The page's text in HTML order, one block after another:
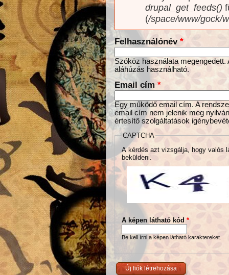
drupal_get_feeds()
(/space/www/gock/
Felhasználónév *
Szóköz használata
aláhúzás használható.
Email cím *
Egy működő email cím. A
email cím nem jelenik meg
értesítő szolgáltatások
CAPTCHA
A kérdés azt vizsgálja, hogy valós
beküldeni.
A képen látható kód *
Be kell írni a képen látható karaktereket.